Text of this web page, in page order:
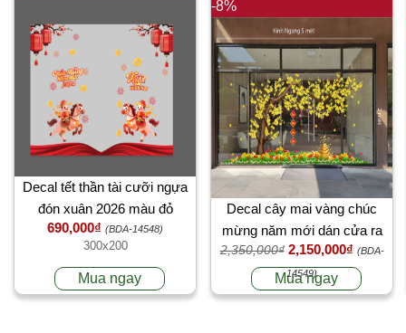
Decal tết thần tài cưỡi ngựa
đón xuân 2026 màu đỏ
690,000₫ (BDA-14548)
300x200
Mua ngay
-8%
Decal cây mai vàng chúc
mừng năm mới dán cửa ra
vào toà nhà văn phòng chung
cư
2,350,000₫ 2,150,000₫ (BDA-
14549)
Mua ngay